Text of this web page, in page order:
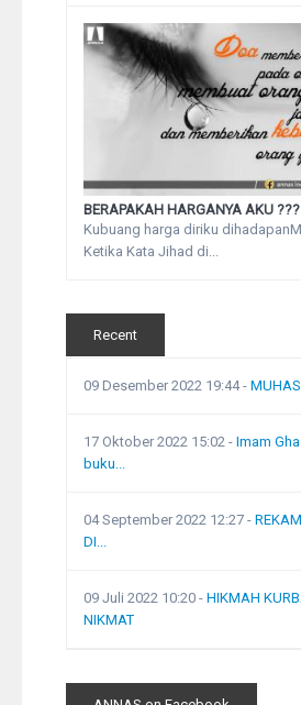
BERAPAKAH HARGANYA AKU ???
Kubuang harga diriku
Ketika Kata Jihad di...
Recent
09 Desember 2022 19:44-
17 Oktober 2022 15:02 - Imam
buku...
04 September 2022 12:27 -
DI...
09 Juli 2022 10:20 - HIKMAH
NIKMAT